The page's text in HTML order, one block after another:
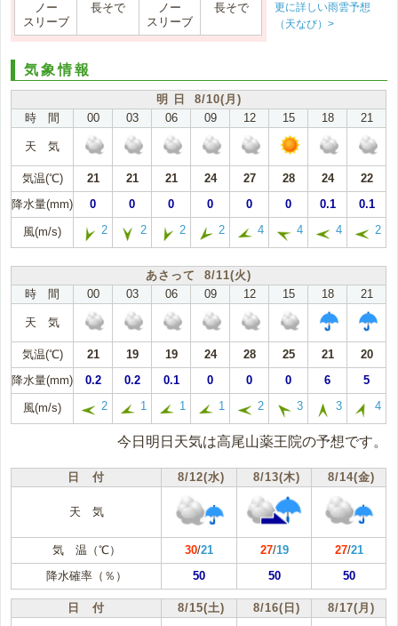
ノー
スリーブ
長そで
ノー
スリーブ
長そで
更に詳しい雨雲予想
（天なび）>
気象情報
明 日 8/10(月)
時 間
00 03 06 09 12 15 18 21
天 気
気温(℃) 21 21 21 24 27 28 24
22
降水量(mm)
0 0 0 0 0 0 0.1 0.1
風(m/s) 2 2 2 2 4 4 4 2
あさって 8/11(火)
時 間
00 03 06 09 12 15 18 21
天 気
気温(℃) 21 19 19 24 28 25 21
20
降水量(mm)
0.2 0.2 0.1 0 0 0 6 5
風(m/s) 2 1 1 1 2 3 3 4
今日明日天気は高尾山薬王院の予想です。
日 付 8/12(水) 8/13(木) 8/14(金)
天 気
気 温（℃） 30/21 27/19 27/21
降水確率（％）
50 50 50
日 付 8/15(土) 8/16(日) 8/17(月)